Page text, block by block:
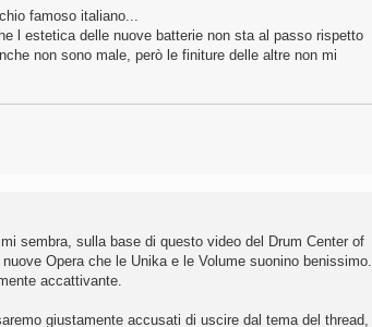
famoso italiano...
l estetica delle nuove batterie non sta al passo rispetto
non sono male, però le finiture delle altre non mi
sembra, sulla base di questo video del Drum Center of
Opera che le Unika e le Volume suonino benissimo.
accattivante.
giustamente accusati di uscire dal tema del thread,